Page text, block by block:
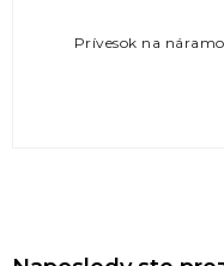
Prívesok na